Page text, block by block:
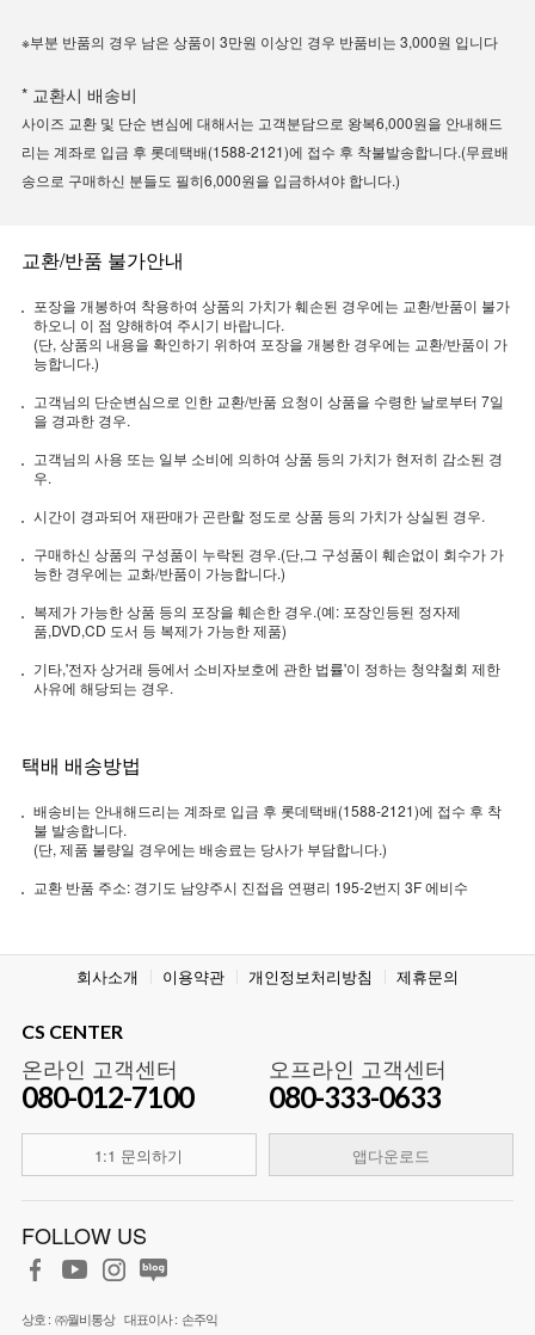
※부분 반품의 경우 남은 상품이 3만원 이상인 경우 반품비는 3,000원 입니다
* 교환시 배송비
사이즈 교환 및 단순 변심에 대해서는 고객분담으로 왕복6,000원을 안내해드
리는 계좌로 입금 후 롯데택배(1588-2121)에 접수 후 착불발송합니다.(무료배
송으로 구매하신 분들도 필히6,000원을 입금하셔야 합니다.)
교환/반품 불가안내
포장을 개봉하여 착용하여 상품의 가치가 훼손된 경우에는 교환/반품이 불가
하오니 이 점 양해하여 주시기 바랍니다.
(단, 상품의 내용을 확인하기 위하여 포장을 개봉한 경우에는 교환/반품이 가
능합니다.)
고객님의 단순변심으로 인한 교환/반품 요청이 상품을 수령한 날로부터 7일
을 경과한 경우.
고객님의 사용 또는 일부 소비에 의하여 상품 등의 가치가 현저히 감소된 경
우.
시간이 경과되어 재판매가 곤란할 정도로 상품 등의 가치가 상실된 경우.
구매하신 상품의 구성품이 누락된 경우.(단,그 구성품이 훼손없이 회수가 가
능한 경우에는 교화/반품이 가능합니다.)
복제가 가능한 상품 등의 포장을 훼손한 경우.(예: 포장인등된 정자제
품,DVD,CD 도서 등 복제가 가능한 제품)
기타,'전자 상거래 등에서 소비자보호에 관한 법률'이 정하는 청약철회 제한
사유에 해당되는 경우.
택배 배송방법
배송비는 안내해드리는 계좌로 입금 후 롯데택배(1588-2121)에 접수 후 착
불 발송합니다.
(단, 제품 불량일 경우에는 배송료는 당사가 부담합니다.)
교환 반품 주소: 경기도 남양주시 진접읍 연평리 195-2번지 3F 에비수
회사소개 이용약관 개인정보처리방침 제휴문의
CS CENTER
온라인 고객센터
080-012-7100
1:1 문의하기
오프라인 고객센터
080-333-0633
앱다운로드
FOLLOW US
상호 : ㈜월비통상 대표이사 : 손주익